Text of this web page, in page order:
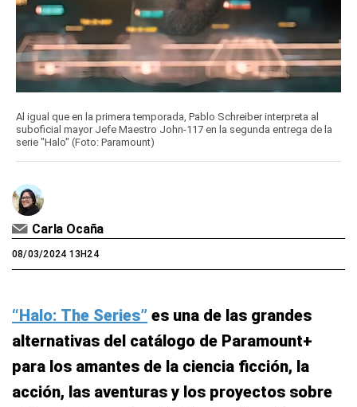
Al igual que en la primera temporada, Pablo Schreiber interpreta al
suboficial mayor Jefe Maestro John-117 en la segunda entrega de la
serie "Halo" (Foto: Paramount)
Carla Ocaña
08/03/2024 13H24
“Halo: The Series” es una de las grandes
alternativas del catálogo de Paramount+
para los amantes de la ciencia ficción, la
acción, las aventuras y los proyectos sobre